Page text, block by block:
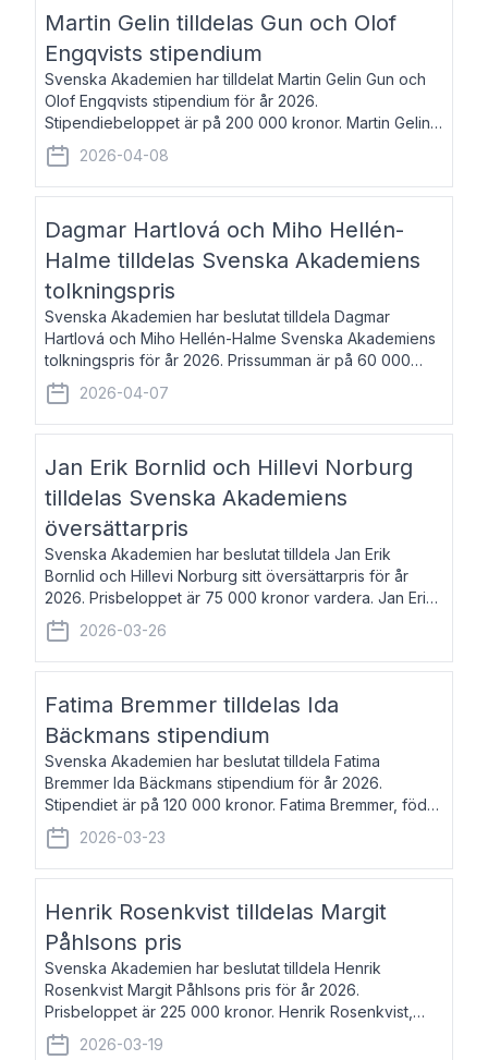
Martin Gelin tilldelas Gun och Olof
Engqvists stipendium
Svenska Akademien har tilldelat Martin Gelin Gun och
Olof Engqvists stipendium för år 2026.
Stipendiebeloppet är på 200 000 kronor. Martin Gelin,
född 1978, är journalist och författare. Han lever
numera i Paris men var under många år bosat
2026-04-08
Dagmar Hartlová och Miho Hellén-
Halme tilldelas Svenska Akademiens
tolkningspris
Svenska Akademien har beslutat tilldela Dagmar
Hartlová och Miho Hellén-Halme Svenska Akademiens
tolkningspris för år 2026. Prissumman är på 60 000
kronor var. Dagmar Hartlová, född 1951, översätter
huvudsakligen från svenska till tjeckiska
2026-04-07
Jan Erik Bornlid och Hillevi Norburg
tilldelas Svenska Akademiens
översättarpris
Svenska Akademien har beslutat tilldela Jan Erik
Bornlid och Hillevi Norburg sitt översättarpris för år
2026. Prisbeloppet är 75 000 kronor vardera. Jan Erik
Bornlid, född 1947, är översättare från tyska. Han är
främst känd för sina översät
2026-03-26
Fatima Bremmer tilldelas Ida
Bäckmans stipendium
Svenska Akademien har beslutat tilldela Fatima
Bremmer Ida Bäckmans stipendium för år 2026.
Stipendiet är på 120 000 kronor. Fatima Bremmer, född
1977, är journalist och författare. Hon utkom i fjol med
boken Ligan. Klarakvarterens blodsyst
2026-03-23
Henrik Rosenkvist tilldelas Margit
Påhlsons pris
Svenska Akademien har beslutat tilldela Henrik
Rosenkvist Margit Påhlsons pris för år 2026.
Prisbeloppet är 225 000 kronor. Henrik Rosenkvist,
född 1965, är professor i nordiska språk vid Göteborgs
universitet. Han disputerade 2004 på avhan
2026-03-19